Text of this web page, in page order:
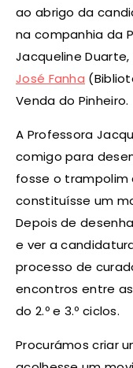
ao abrigo da
na companhia da
Jacqueline Duarte,
José Fanha
Venda do Pinheiro.
A Professora
comigo para
fosse o trampolim
constituísse um
Depois de
e ver a
processo de
encontros entre
do 2.º e 3.º ciclos.
Procurámos criar